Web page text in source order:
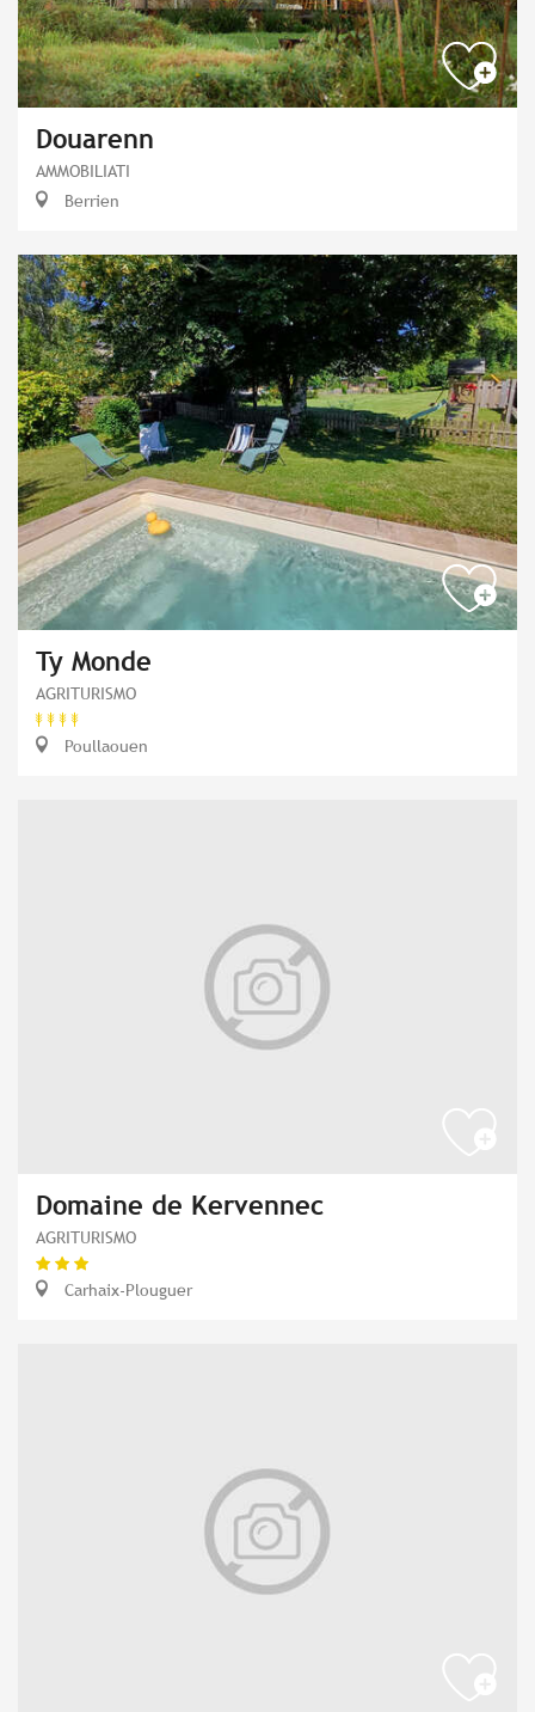
Douarenn
AMMOBILIATI
Berrien
Ty Monde
AGRITURISMO
Poullaouen
Domaine de Kervennec
AGRITURISMO
Carhaix-Plouguer